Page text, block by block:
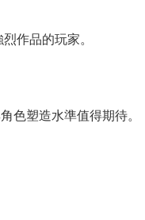
作品的玩家。
色塑造水準值得期待。